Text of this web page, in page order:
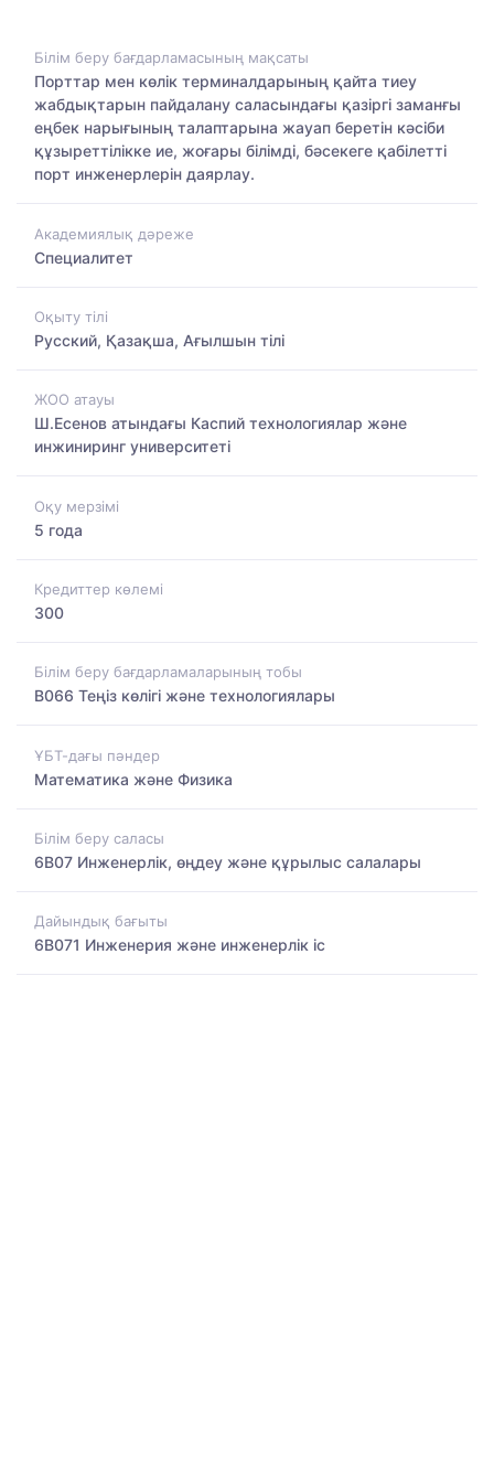
Білім беру бағдарламасының мақсаты
Порттар мен көлік терминалдарының қайта тиеу
жабдықтарын пайдалану саласындағы қазіргі заманғы
еңбек нарығының талаптарына жауап беретін кәсіби
құзыреттілікке ие, жоғары білімді, бәсекеге қабілетті
порт инженерлерін даярлау.
Академиялық дәреже
Специалитет
Оқыту тілі
Русский, Қазақша, Ағылшын тілі
ЖОО атауы
Ш.Есенов атындағы Каспий технологиялар және
инжиниринг университеті
Оқу мерзімі
5 года
Кредиттер көлемі
300
Білім беру бағдарламаларының тобы
B066 Теңіз көлігі және технологиялары
ҰБТ-дағы пәндер
Математика және Физика
Білім беру саласы
6B07 Инженерлік, өңдеу және құрылыс салалары
Дайындық бағыты
6B071 Инженерия және инженерлік іс